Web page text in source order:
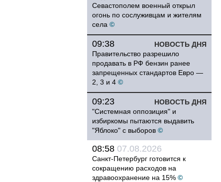
Севастополем военный открыл
огонь по сослуживцам и жителям
села ©
НОВОСТЬ ДНЯ
09:38
Правительство разрешило
продавать в РФ бензин ранее
запрещенных стандартов Евро —
2, 3 и 4 ©
НОВОСТЬ ДНЯ
09:23
"Системная оппозиция" и
избиркомы пытаются выдавить
"Яблоко" с выборов ©
08:58 07.08.2026
Санкт-Петербург готовится к
сокращению расходов на
здравоохранение на 15% ©